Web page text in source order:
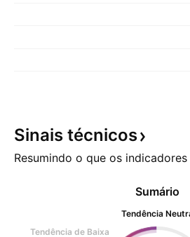
Sinais técnicos
Resumindo o que os
Sumário
Tendência
Tendência de Baixa